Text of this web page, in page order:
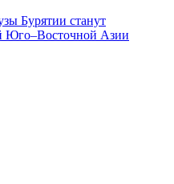
Бурятии станут
Юго–Восточной Азии